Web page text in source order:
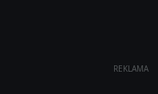
REKLAMA